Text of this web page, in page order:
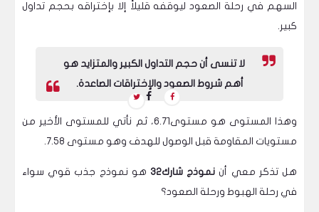
السهم في رحلة الصعود ليوقفه قليلاً إلا بإختراقه بحجم تداول
كبير.
لا تنسى أن حجم التداول الكبير والمتزايد هو
أهم شروط الصعود والإختراقات الصاعدة.
وهذا المستوى هو مستوى6.71، ثم نأتي للمستوى الأخير من
مستويات المقاومة قبل الوصول للهدف وهو مستوى 7.58.
هل تذكر معي أن نموذج شارك32
هو نموذج جذب قوي سواء
في رحلة الهبوط ورحلة الصعود؟